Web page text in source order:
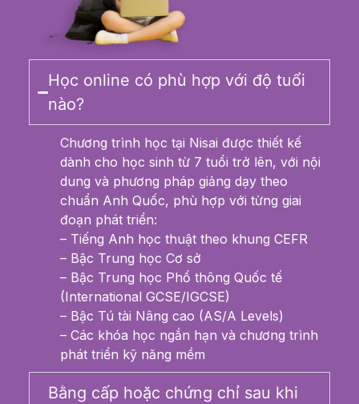
Học online có phù hợp với độ tuổi
nào?
Chương trình học tại Nisai được thiết kế
dành cho học sinh từ 7 tuổi trở lên, với nội
dung và phương pháp giảng dạy theo
chuẩn Anh Quốc, phù hợp với từng giai
đoạn phát triển:
– Tiếng Anh học thuật theo khung CEFR
– Bậc Trung học Cơ sở
– Bậc Trung học Phổ thông Quốc tế
(International GCSE/IGCSE)
– Bậc Tú tài Nâng cao (AS/A Levels)
– Các khóa học ngắn hạn và chương trình
phát triển kỹ năng mềm
Bằng cấp hoặc chứng chỉ sau khi